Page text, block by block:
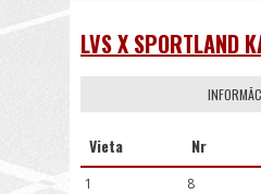
LVS X SPORTLAND
Vieta Nr
1 8